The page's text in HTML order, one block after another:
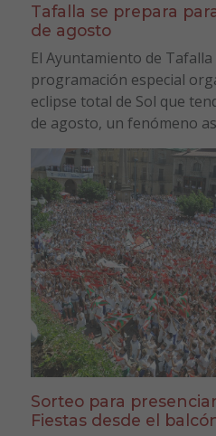
Tafalla se prepara
de agosto
El Ayuntamiento de
programación especial
eclipse total de Sol que
de agosto, un fenómeno
Sorteo para
Fiestas desde el